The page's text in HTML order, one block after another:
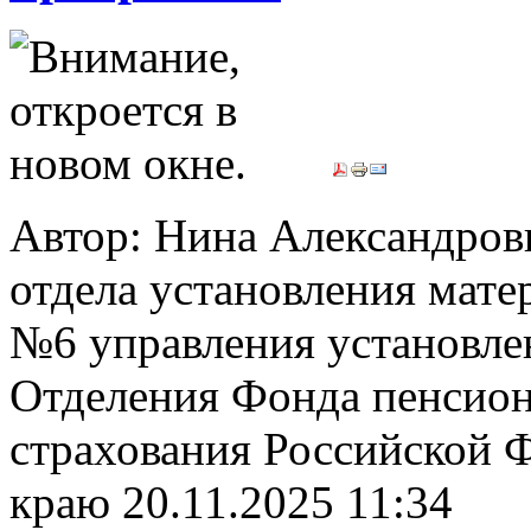
Автор: Нина
отдела установления
№6 управления
Отделения Фонда
страхования Российской
краю 20.11.2025 11:34